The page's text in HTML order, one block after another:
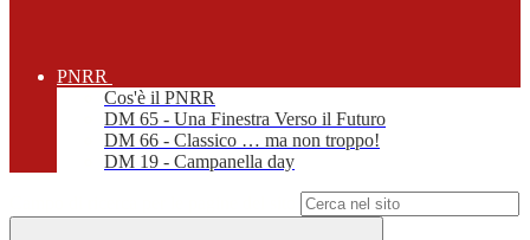
PNRR
Cos'è il PNRR
DM 65 - Una Finestra Verso il Futuro
DM 66 - Classico … ma non troppo!
DM 19 - Campanella day